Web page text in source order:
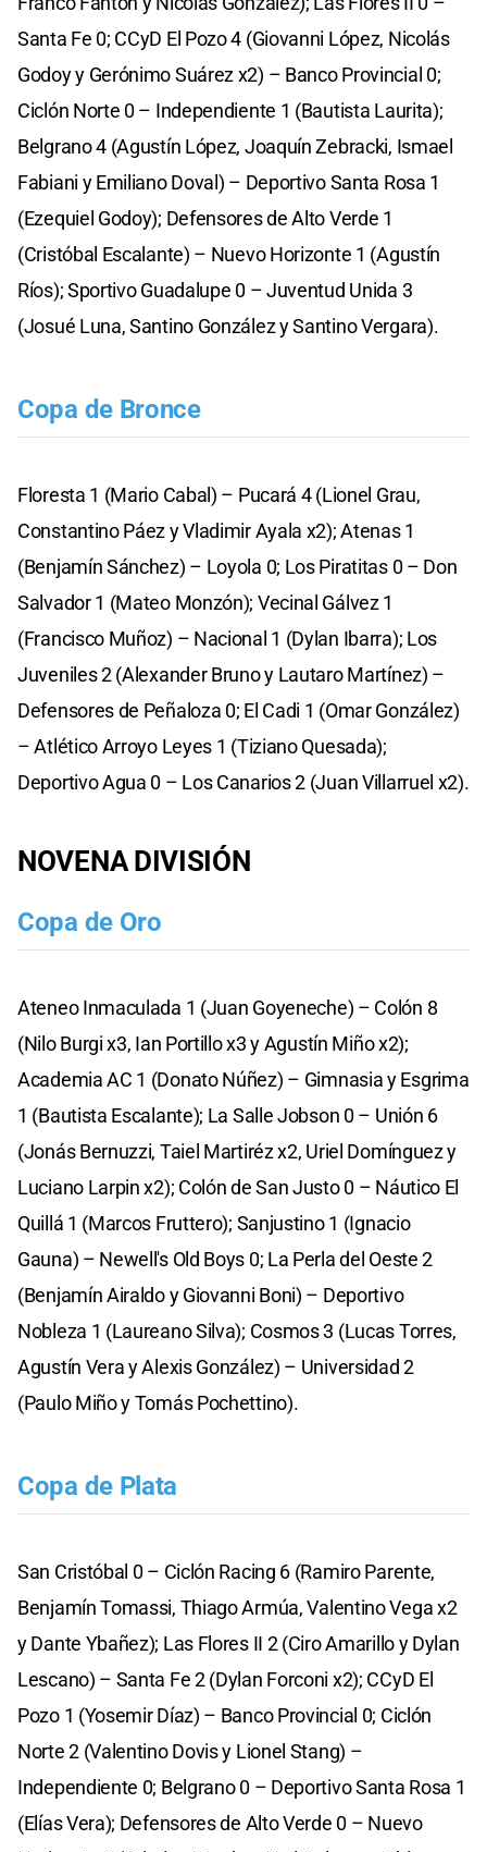
Santa Fe 0; CCyD El Pozo 4 (Giovanni López, Nicolás
Godoy y Gerónimo Suárez x2) – Banco Provincial 0;
Ciclón Norte 0 – Independiente 1 (Bautista Laurita);
Belgrano 4 (Agustín López, Joaquín Zebracki, Ismael
Fabiani y Emiliano Doval) – Deportivo Santa Rosa 1
(Ezequiel Godoy); Defensores de Alto Verde 1
(Cristóbal Escalante) – Nuevo Horizonte 1 (Agustín
Ríos); Sportivo Guadalupe 0 – Juventud Unida 3
(Josué Luna, Santino González y Santino Vergara).
Copa de Bronce
Floresta 1 (Mario Cabal) – Pucará 4 (Lionel Grau,
Constantino Páez y Vladimir Ayala x2); Atenas 1
(Benjamín Sánchez) – Loyola 0; Los Piratitas 0 – Don
Salvador 1 (Mateo Monzón); Vecinal Gálvez 1
(Francisco Muñoz) – Nacional 1 (Dylan Ibarra); Los
Juveniles 2 (Alexander Bruno y Lautaro Martínez) –
Defensores de Peñaloza 0; El Cadi 1 (Omar González)
– Atlético Arroyo Leyes 1 (Tiziano Quesada);
Deportivo Agua 0 – Los Canarios 2 (Juan Villarruel x2).
NOVENA DIVISIÓN
Copa de Oro
Ateneo Inmaculada 1 (Juan Goyeneche) – Colón 8
(Nilo Burgi x3, Ian Portillo x3 y Agustín Miño x2);
Academia AC 1 (Donato Núñez) – Gimnasia y Esgrima
1 (Bautista Escalante); La Salle Jobson 0 – Unión 6
(Jonás Bernuzzi, Taiel Martiréz x2, Uriel Domínguez y
Luciano Larpin x2); Colón de San Justo 0 – Náutico El
Quillá 1 (Marcos Fruttero); Sanjustino 1 (Ignacio
Gauna) – Newell's Old Boys 0; La Perla del Oeste 2
(Benjamín Airaldo y Giovanni Boni) – Deportivo
Nobleza 1 (Laureano Silva); Cosmos 3 (Lucas Torres,
Agustín Vera y Alexis González) – Universidad 2
(Paulo Miño y Tomás Pochettino).
Copa de Plata
San Cristóbal 0 – Ciclón Racing 6 (Ramiro Parente,
Benjamín Tomassi, Thiago Armúa, Valentino Vega x2
y Dante Ybañez); Las Flores II 2 (Ciro Amarillo y Dylan
Lescano) – Santa Fe 2 (Dylan Forconi x2); CCyD El
Pozo 1 (Yosemir Díaz) – Banco Provincial 0; Ciclón
Norte 2 (Valentino Dovis y Lionel Stang) –
Independiente 0; Belgrano 0 – Deportivo Santa Rosa 1
(Elías Vera); Defensores de Alto Verde 0 – Nuevo